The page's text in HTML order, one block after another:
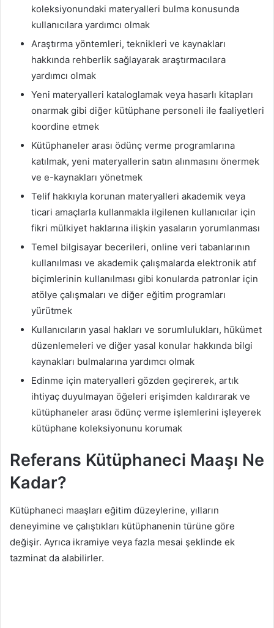
koleksiyonundaki materyalleri bulma konusunda
kullanıcılara yardımcı olmak
Araştırma yöntemleri, teknikleri ve kaynakları
hakkında rehberlik sağlayarak araştırmacılara
yardımcı olmak
Yeni materyalleri kataloglamak veya hasarlı kitapları
onarmak gibi diğer kütüphane personeli ile faaliyetleri
koordine etmek
Kütüphaneler arası ödünç verme programlarına
katılmak, yeni materyallerin satın alınmasını önermek
ve e-kaynakları yönetmek
Telif hakkıyla korunan materyalleri akademik veya
ticari amaçlarla kullanmakla ilgilenen kullanıcılar için
fikri mülkiyet haklarına ilişkin yasaların yorumlanması
Temel bilgisayar becerileri, online veri tabanlarının
kullanılması ve akademik çalışmalarda elektronik atıf
biçimlerinin kullanılması gibi konularda patronlar için
atölye çalışmaları ve diğer eğitim programları
yürütmek
Kullanıcıların yasal hakları ve sorumlulukları, hükümet
düzenlemeleri ve diğer yasal konular hakkında bilgi
kaynakları bulmalarına yardımcı olmak
Edinme için materyalleri gözden geçirerek, artık
ihtiyaç duyulmayan öğeleri erişimden kaldırarak ve
kütüphaneler arası ödünç verme işlemlerini işleyerek
kütüphane koleksiyonunu korumak
Referans Kütüphaneci Maaşı Ne
Kadar?
Kütüphaneci maaşları eğitim düzeylerine, yılların
deneyimine ve çalıştıkları kütüphanenin türüne göre
değişir. Ayrıca ikramiye veya fazla mesai şeklinde ek
tazminat da alabilirler.